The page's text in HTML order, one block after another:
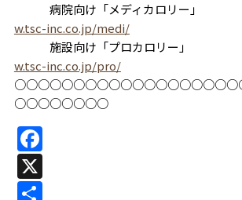
病院向け「メディカロリー」
w.tsc-inc.co.jp/medi/
施設向け「プロカロリー」
w.tsc-inc.co.jp/pro/
○○○○○○○○
F
a
c
X